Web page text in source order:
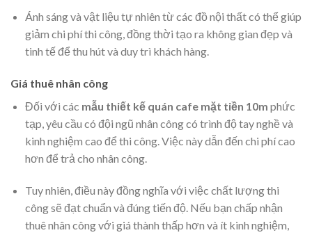
Ánh sáng và vật liệu tự nhiên từ các đồ nội thất có thể giúp
giảm chi phí thi công, đồng thời tạo ra không gian đẹp và
tinh tế để thu hút và duy trì khách hàng.
Giá thuê nhân công
Đối với các mẫu thiết kế quán cafe mặt tiền 10m phức
tạp, yêu cầu có đội ngũ nhân công có trình độ tay nghề và
kinh nghiệm cao để thi công. Việc này dẫn đến chi phí cao
hơn để trả cho nhân công.
Tuy nhiên, điều này đồng nghĩa với việc chất lượng thi
công sẽ đạt chuẩn và đúng tiến độ. Nếu bạn chấp nhận
thuê nhân công với giá thành thấp hơn và ít kinh nghiệm,